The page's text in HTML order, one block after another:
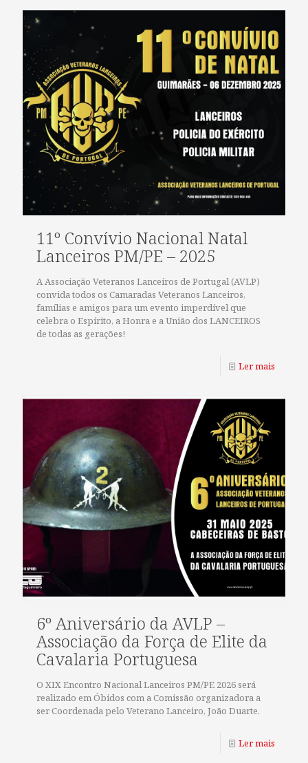
11º Convívio Nacional Natal
Lanceiros PM/PE – 2025
A Associação Veteranos Lanceiros de Portugal (AVLP)
convida todos os Camaradas Veteranos Lanceiros,
famílias e amigos para um evento imperdível que
celebra o Espírito, a Honra e a União dos LANCEIROS
de todas as gerações!
Ler mais
6º Aniversário da AVLP –
Associação da Força de Elite da
Cavalaria Portuguesa
O XIX Encontro Nacional Lanceiros PM/PE 2026 será
realizado em Óbidos com a Comissão organizadora a
ser Coordenada pelo Veterano Lanceiro, João Duarte.
Ler mais